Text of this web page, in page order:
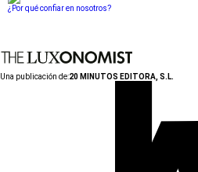
¿Por qué confiar en nosotros?
Una publicación de:20 MINUTOS EDITORA, S.L.